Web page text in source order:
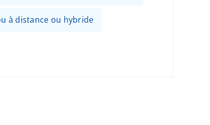
à distance ou hybride